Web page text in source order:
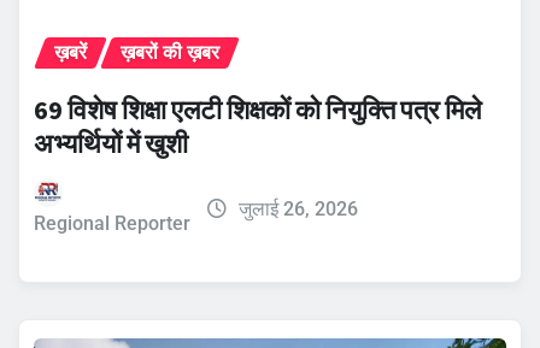
ख़बरें ख़बरों की ख़बर
69 विशेष शिक्षा एलटी शिक्षकों को नियुक्ति पत्र मिले
अभ्यर्थियों में खुशी
Regional Reporter
जुलाई 26, 2026